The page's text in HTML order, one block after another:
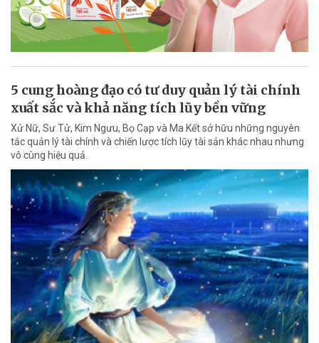
5 cung hoàng đạo có tư duy quản lý tài chính
xuất sắc và khả năng tích lũy bền vững
Xử Nữ, Sư Tử, Kim Ngưu, Bọ Cạp và Ma Kết sở hữu những nguyên
tắc quản lý tài chính và chiến lược tích lũy tài sản khác nhau nhưng
vô cùng hiệu quả.